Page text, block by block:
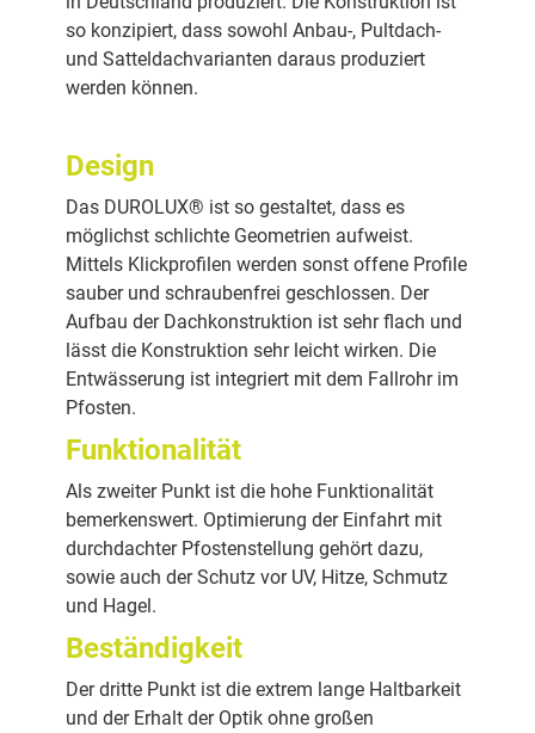
so konzipiert, dass sowohl Anbau-, Pultdach-
und Satteldachvarianten daraus produziert
werden können.
Design
Das DUROLUX® ist so gestaltet, dass es
möglichst schlichte Geometrien aufweist.
Mittels Klickprofilen werden sonst offene Profile
sauber und schraubenfrei geschlossen. Der
Aufbau der Dachkonstruktion ist sehr flach und
lässt die Konstruktion sehr leicht wirken. Die
Entwässerung ist integriert mit dem Fallrohr im
Pfosten.
Funktionalität
Als zweiter Punkt ist die hohe Funktionalität
bemerkenswert. Optimierung der Einfahrt mit
durchdachter Pfostenstellung gehört dazu,
sowie auch der Schutz vor UV, Hitze, Schmutz
und Hagel.
Beständigkeit
Der dritte Punkt ist die extrem lange Haltbarkeit
und der Erhalt der Optik ohne großen